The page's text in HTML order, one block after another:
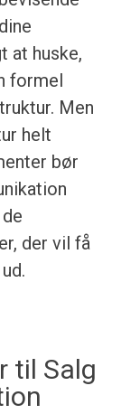
at huske,
formel
Men
helt
bør
der vil få
til Salg